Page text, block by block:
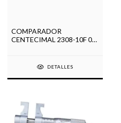
COMPARADOR
CENTECIMAL 2308-10F 0-
DETALLES